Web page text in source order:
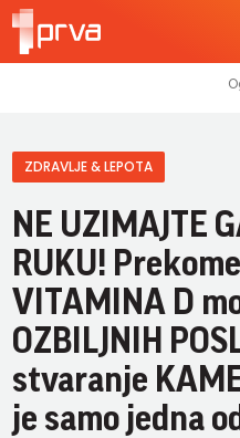
ZDRAVLJE & LEPOTA
NE UZIMAJTE
RUKU!
VITAMINA D
OZBILJNIH
stvaranje
je samo jedna